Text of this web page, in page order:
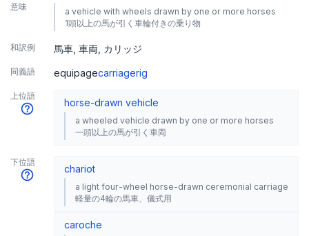
意味
a vehicle with wheels drawn by one or more horses
1頭以上の馬が引く車輪付きの乗り物
和訳例 馬車 車両 カリッジ
同義語 equipagecarriagerig
上位語
horse-drawn vehicle
a wheeled vehicle drawn by one or more horses
一頭以上の馬が引く車両
下位語
chariot
a light four-wheel horse-drawn ceremonial carriage
軽量の4輪の馬車、儀式用
caroche